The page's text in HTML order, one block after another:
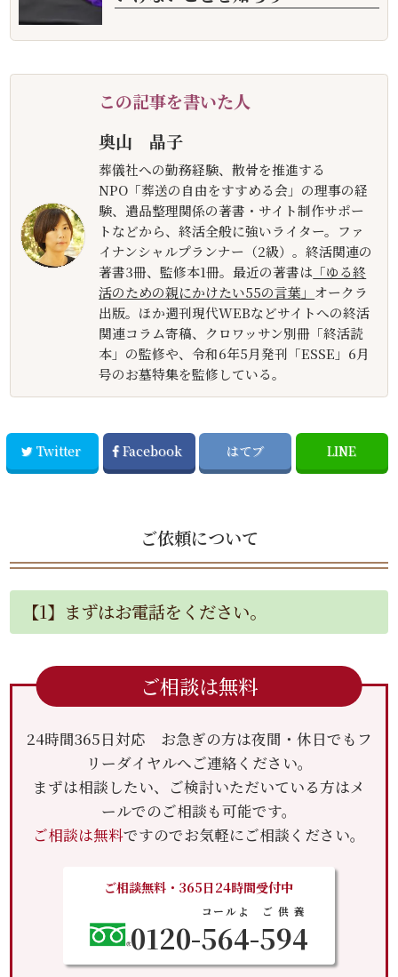
この記事を書いた人
奥山 晶子
葬儀社への勤務経験、散骨を推進する
NPO「葬送の自由をすすめる会」の理事の経
験、遺品整理関係の著書・サイト制作サポー
トなどから、終活全般に強いライター。ファ
イナンシャルプランナー（2級）。終活関連の
著書3冊、監修本1冊。最近の著書は 「ゆる終
活のための親にかけたい55の言葉」 オークラ
出版。ほか週刊現代WEBなどサイトへの終活
関連コラム寄稿、クロワッサン別冊「終活読
本」の監修や、令和6年5月発刊「ESSE」6月
号のお墓特集を監修している。
Twitter Facebook はてブ LINE
ご依頼について
【1】まずはお電話をください。
ご相談は無料
24時間365日対応 お急ぎの方は夜間・休日でもフ
リーダイヤルへご連絡ください。
まずは相談したい、ご検討いただいている方はメ
ールでのご相談も可能です。
ご相談は無料ですのでお気軽にご相談ください。
ご相談無料・365日24時間受付中
0120-564
コールよ
-594
ご供養